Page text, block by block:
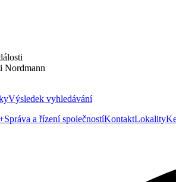
Nordmann
Výsledek vyhledávání
Správa a řízení společnostíKontaktLokality